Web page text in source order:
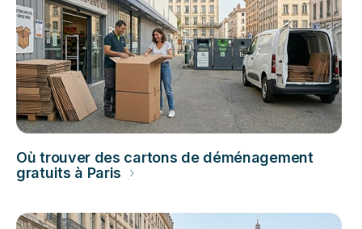
Où trouver des cartons de déménagement
gratuits à Paris ›